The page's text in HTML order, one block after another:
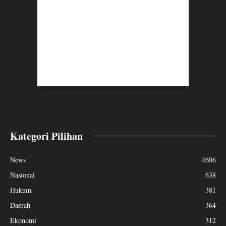
Kategori Pilihan
News
4606
Nasional
638
Hukum
381
Daerah
364
Ekonomi
312